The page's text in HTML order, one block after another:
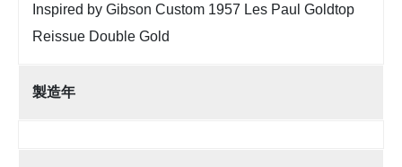
Inspired by Gibson Custom 1957 Les Paul Goldtop
Reissue Double Gold
製造年